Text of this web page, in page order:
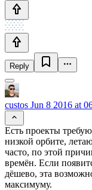
Reply
custos Jun 8 2016 at
Есть проекты
низкой орбите,
часто, по этой
времён. Если
дёшево, эта
максимуму.